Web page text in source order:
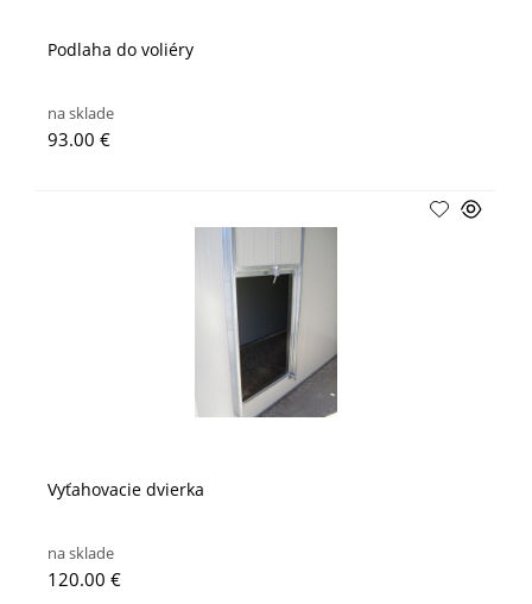
Podlaha do voliéry
na sklade
93.00 €
Vyťahovacie dvierka
na sklade
120.00 €